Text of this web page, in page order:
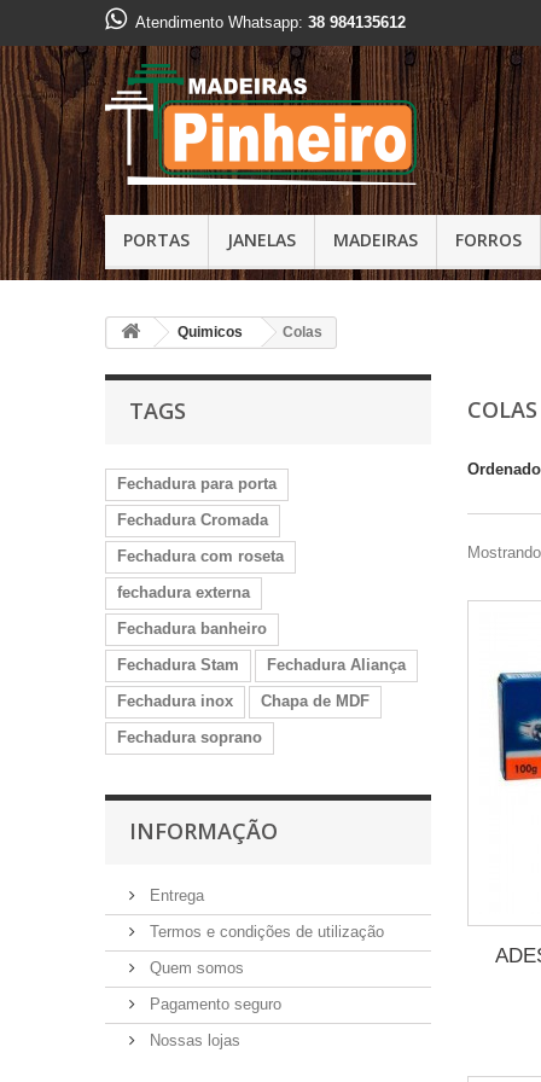
Atendimento Whatsapp: 38 984135612
PORTAS JANELAS MADEIRAS FORROS
Quimicos Colas
TAGS
Fechadura para porta
Fechadura Cromada
Fechadura com roseta
fechadura externa
Fechadura banheiro
Fechadura Stam
Fechadura Aliança
Fechadura inox
Chapa de MDF
Fechadura soprano
INFORMAÇÃO
Entrega
Termos e condições de utilização
Quem somos
Pagamento seguro
Nossas lojas